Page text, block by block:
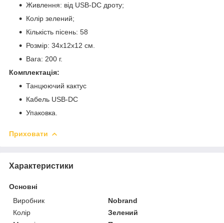
Живлення: від USB-DC дроту;
Колір зелений;
Кількість пісень: 58
Розмір: 34х12х12 см.
Вага: 200 г.
Комплектація:
Танцюючий кактус
Кабель USB-DC
Упаковка.
Приховати
Характеристики
Основні
Виробник
Nobrand
Колір
Зелений